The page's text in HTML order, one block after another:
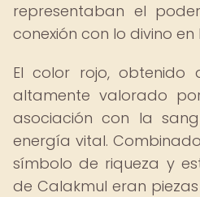
representaban el
conexión con lo divino
El color rojo, obtenido
altamente valorado
asociación con la
energía vital.
símbolo de riqueza y
de Calakmul eran